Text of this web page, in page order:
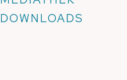
DOWNLOADS